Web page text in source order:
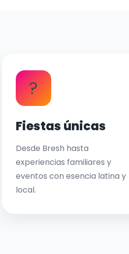
?
Fiestas únicas
Desde Bresh hasta
experiencias familiares y
eventos con esencia latina y
local.